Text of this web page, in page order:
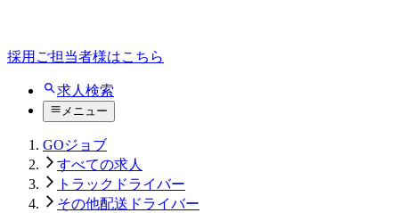
採用ご担当者様はこちら
求人検索
メニュー
GOジョブ
すべての求人
トラックドライバー
その他配送ドライバー